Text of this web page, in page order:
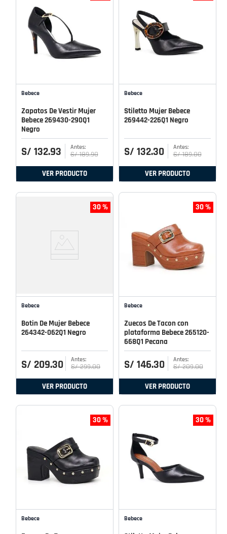
Bebece
Zapatos De Vestir Mujer
Bebece 269430-290Q1
Negro
S/ 132.93 S/ 189.90
VER PRODUCTO
Bebece
Stiletto Mujer Bebece
269442-226Q1 Negro
S/ 132.30 S/ 189.00
VER PRODUCTO
30 %
Bebece
Botin De Mujer Bebece
264342-062Q1 Negro
S/ 209.30 S/ 299.00
VER PRODUCTO
30 %
Bebece
Zuecos De Tacon con
plataforma Bebece 265120-
668Q1 Pecana
S/ 146.30 S/ 209.00
VER PRODUCTO
30 %
Bebece
30 %
Bebece